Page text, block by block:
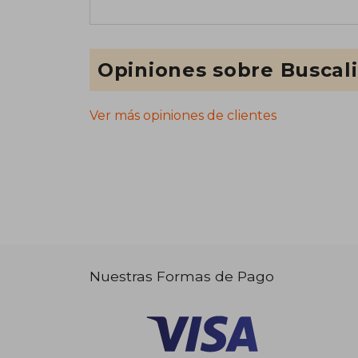
Opiniones sobre
Ver más opiniones de clientes
Nuestras Formas de Pago